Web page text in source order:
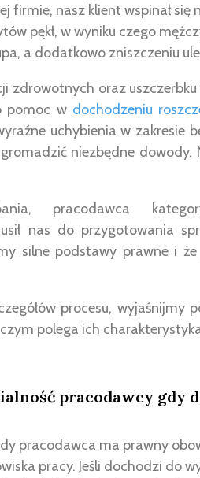
firmie, nasz klient wspinał się
pękł, w wyniku czego
a dodatkowo zniszczeniu
zdrowotnych oraz
pomoc w dochodzeniu
uchybienia w zakresie
niezbędne dowody.
pracodawca
nas do przygotowania
silne podstawy prawne i
procesu, wyjaśnijmy
polega ich
pracodawcy gdy
pracodawca ma prawny
pracy. Jeśli dochodzi do